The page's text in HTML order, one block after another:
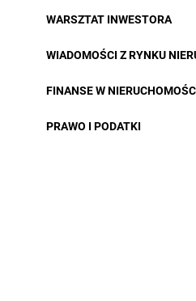
WARSZTAT INWESTORA
WIADOMOŚCI Z RYNKU
FINANSE W
PRAWO I PODATKI